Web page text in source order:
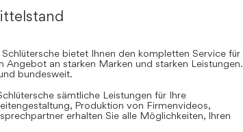
bietet Ihnen den kompletten Service für
Angebot an starken Marken und starken Leistungen.
bundesweit.
sämtliche Leistungen für Ihre
Produktion von Firmenvideos,
erhalten Sie alle Möglichkeiten, Ihren